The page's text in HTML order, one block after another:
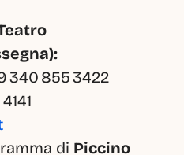
340 855 3422
di Piccino